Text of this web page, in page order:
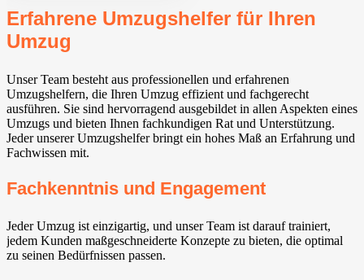
Erfahrene Umzugshelfer für Ihren
Umzug
Unser Team besteht aus professionellen und erfahrenen
Umzugshelfern, die Ihren Umzug effizient und fachgerecht
ausführen. Sie sind hervorragend ausgebildet in allen Aspekten eines
Umzugs und bieten Ihnen fachkundigen Rat und Unterstützung.
Jeder unserer Umzugshelfer bringt ein hohes Maß an Erfahrung und
Fachwissen mit.
Fachkenntnis und Engagement
Jeder Umzug ist einzigartig, und unser Team ist darauf trainiert,
jedem Kunden maßgeschneiderte Konzepte zu bieten, die optimal
zu seinen Bedürfnissen passen.